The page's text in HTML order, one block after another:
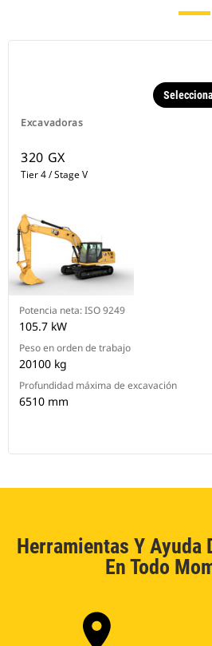
Excavadoras
320 GX
Tier 4 / Stage V
Potencia neta: ISO 9249
105.7 kW
Peso en orden de trabajo
20100 kg
Profundidad máxima de excavación
6510 mm
Herramientas Y Ayuda
En Todo